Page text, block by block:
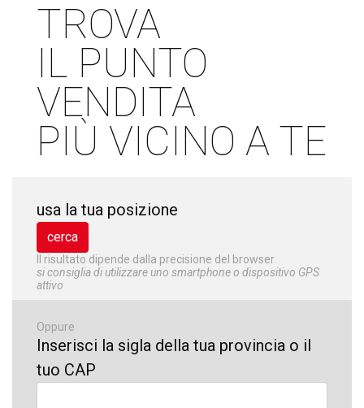
TROVA
IL PUNTO
VENDITA
PIÙ VICINO A TE
usa la tua posizione
Il risultato dipende dalla precisione del browser
si consiglia di utilizzare uno smartphone o dispositivo GPS
attivo
Oppure
Inserisci la sigla della tua provincia o il
tuo CAP